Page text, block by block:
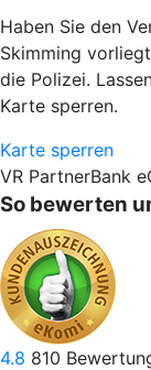
Haben Sie den
Skimming
die Polizei.
Karte sperren.
Karte sperren
VR PartnerBank
So bewerten
4.8 810